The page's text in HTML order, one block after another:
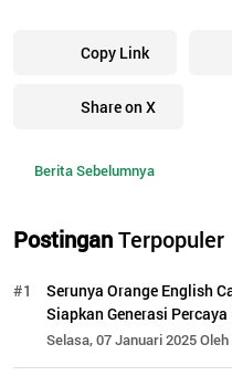
Copy Link
Share on X
Berita Sebelumnya
PostinganTerpopuler
#1
Serunya Orange English
Siapkan Generasi
Selasa, 07 Januari 2025